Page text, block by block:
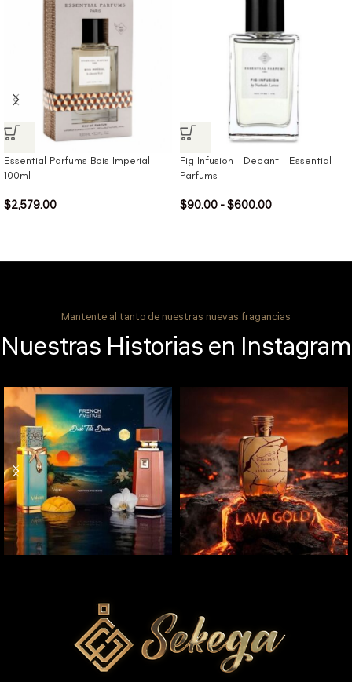
Essential Parfums Bois Imperial
100ml
$2,579.00
Fig Infusion – Decant – Essential
Parfums
$90.00 -$600.00
Mantente al tanto de nuestras nuevas fragancias
Nuestras Historias en Instagram